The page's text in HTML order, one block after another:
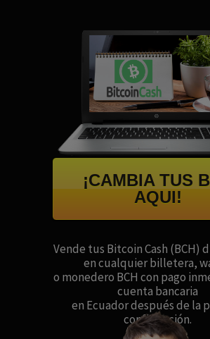
¡CAMBIA TUS
AQUI!
Vende tus Bitcoin Cash (BCH)
en cualquier billetera,
o monedero BCH con pago
cuenta bancaria
en Ecuador después de la
confirmación.